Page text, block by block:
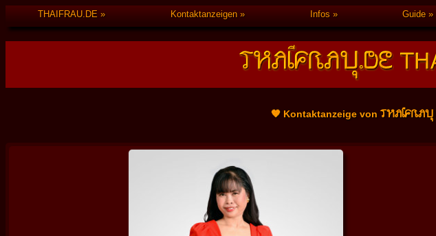
THAIFRAU.DE Kontaktanzeigen Infos Guide
🧡 Kontaktanzeige vonTHAIFRAU